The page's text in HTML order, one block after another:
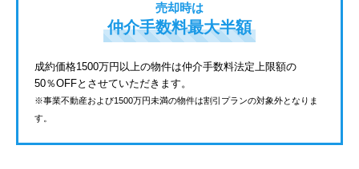
売却時は
仲介手数料最大半額
成約価格1500万円以上の物件は仲介手数料法定上限額の
50％OFFとさせていただきます。
※事業不動産および1500万円未満の物件は割引プランの対象外となりま
す。